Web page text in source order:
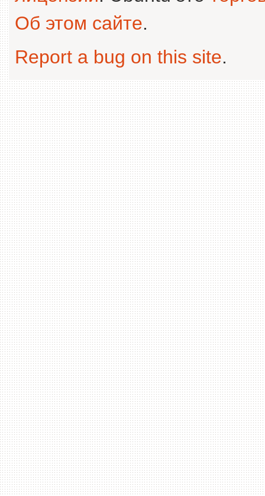
Об этом сайте.
Report a bug on this site.